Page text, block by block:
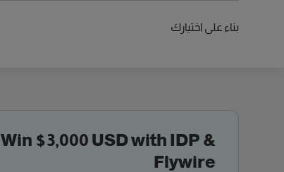
بناء على اختيارك
Win $3,000 USD with IDP &
Flywire